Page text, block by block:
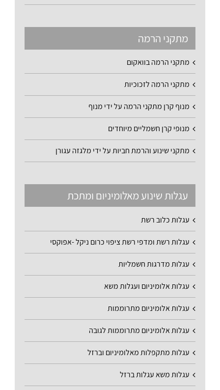
מתקני הרמה
מתקני הרמה בוואקום
מתקני הרמה לזכוכיות
מנוף קרן מתקני הרמה על ידי מנוף
מנופי קרן חשמליים מיוחדים
מתקני שינוע והרמת חביות על ידי מלגזה עגורן
עגלות שינוע מאלומיניום ומתכת
עגלות כלוב רשת
עגלות רשת ומדפי רשת ציפוי כרום ניקל -אפוקסי
עגלות מדרגות חשמליות
עגלות אלומיניום ועגלות משא
עגלות אלומיניום מתרוממות
עגלות אלומיניום מתרוממות לגובה
עגלות מתקפלות מאלומיניום וברזל
עגלות משא עגלות ברזל